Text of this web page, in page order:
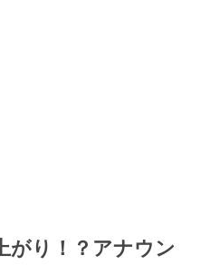
がり！？アナウン